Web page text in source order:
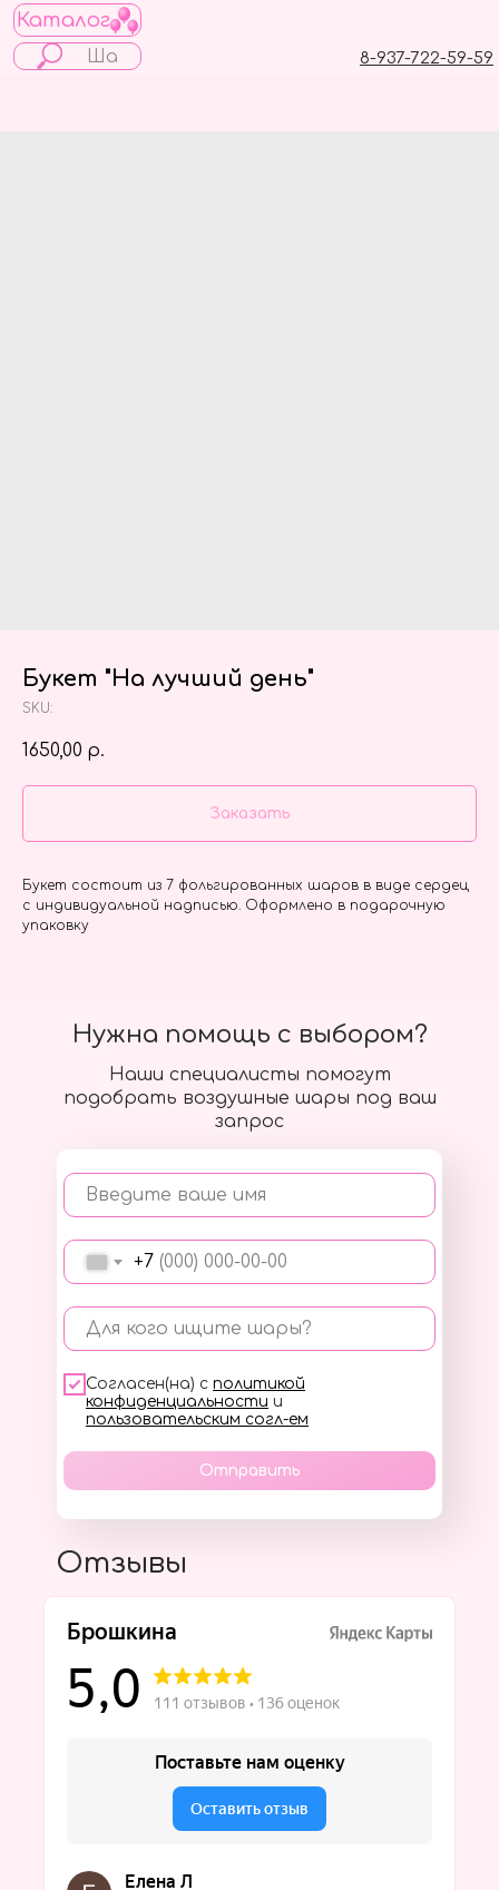
Каталог
8-937-722-59-59
Букет "На лучший день"
SKU:
1650,00 р.
Заказать
Букет состоит из 7 фольгированных шаров в виде сердец
с индивидуальной надписью. Оформлено в подарочную
упаковку
Наши специалисты помогут
подобрать воздушные шары под ваш
запрос
Введите ваше имя
+7
Для кого ищите шары?
Согласен(на) с политикой
конфиденциальности и
пользовательским согл-ем
Отправить
Нужна помощь с выбором?
Отзывы